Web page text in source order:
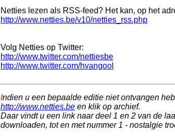
Netties lezen als RSS-feed? Het kan, op het
http://www.netties.be/v10/netties_rss.php
Volg Netties op Twitter:
http://www.twitter.com/nettiesbe
http://www.twitter.com/hvangool
Indien u een bepaalde editie niet ontvangen
http://www.netties.be en klik op archief.
Daar vindt u een link naar deel 1 en 2 van de
downloaden, tot en met nummer 1 - nostalgie